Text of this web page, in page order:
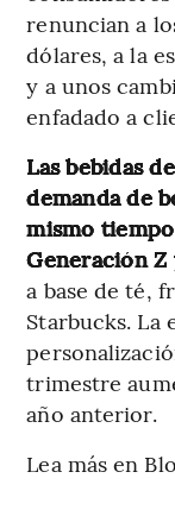
renuncian a
dólares, a la
y a unos
enfadado a
Las bebidas
demanda de
mismo
Generación
a base de té,
Starbucks. La
trimestre
año anterior.
Lea más en